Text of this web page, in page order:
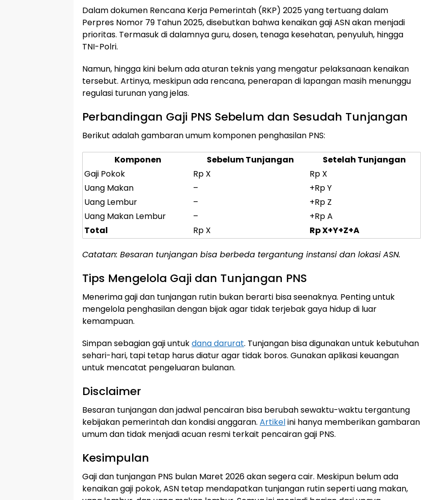
Dalam dokumen Rencana Kerja Pemerintah (RKP) 2025 yang tertuang dalam
Perpres Nomor 79 Tahun 2025, disebutkan bahwa kenaikan gaji ASN akan menjadi
prioritas. Termasuk di dalamnya guru, dosen, tenaga kesehatan, penyuluh, hingga
TNI-Polri.
Namun, hingga kini belum ada aturan teknis yang mengatur pelaksanaan kenaikan
tersebut. Artinya, meskipun ada rencana, penerapan di lapangan masih menunggu
regulasi turunan yang jelas.
Perbandingan Gaji PNS Sebelum dan Sesudah Tunjangan
Berikut adalah gambaran umum komponen penghasilan PNS:
Komponen Sebelum Tunjangan
Setelah Tunjangan
Gaji Pokok
Rp X
Rp X
Uang Makan
–
+Rp Y
Uang Lembur
–
+Rp Z
Uang Makan Lembur
–
+Rp A
Total
Rp X Rp X+Y+Z+A
Catatan: Besaran tunjangan bisa berbeda tergantung instansi dan lokasi ASN.
Tips Mengelola Gaji dan Tunjangan PNS
Menerima gaji dan tunjangan rutin bukan berarti bisa seenaknya. Penting untuk
mengelola penghasilan dengan bijak agar tidak terjebak gaya hidup di luar
kemampuan.
Simpan sebagian gaji untukdana darurat. Tunjangan bisa digunakan untuk kebutuhan
sehari-hari, tapi tetap harus diatur agar tidak boros. Gunakan aplikasi keuangan
untuk mencatat pengeluaran bulanan.
Disclaimer
Besaran tunjangan dan jadwal pencairan bisa berubah sewaktu-waktu tergantung
kebijakan pemerintah dan kondisi anggaran. Artikelini hanya memberikan gambaran
umum dan tidak menjadi acuan resmi terkait pencairan gaji PNS.
Kesimpulan
Gaji dan tunjangan PNS bulan Maret 2026 akan segera cair. Meskipun belum ada
kenaikan gaji pokok, ASN tetap mendapatkan tunjangan rutin seperti uang makan,